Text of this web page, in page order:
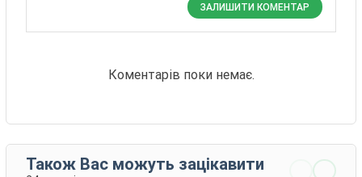
ЗАЛИШИТИ КОМЕНТАР
Коментарів поки немає.
Також Вас можуть зацікавити